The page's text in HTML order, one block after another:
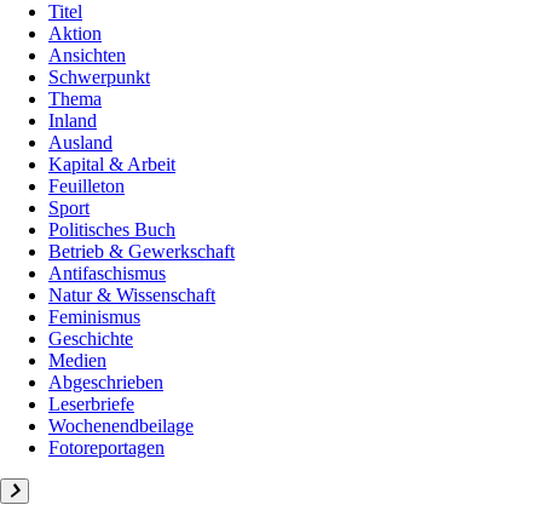
Titel
Aktion
Ansichten
Schwerpunkt
Thema
Inland
Ausland
Kapital & Arbeit
Feuilleton
Sport
Politisches Buch
Betrieb & Gewerkschaft
Antifaschismus
Natur & Wissenschaft
Feminismus
Geschichte
Medien
Abgeschrieben
Leserbriefe
Wochenendbeilage
Fotoreportagen